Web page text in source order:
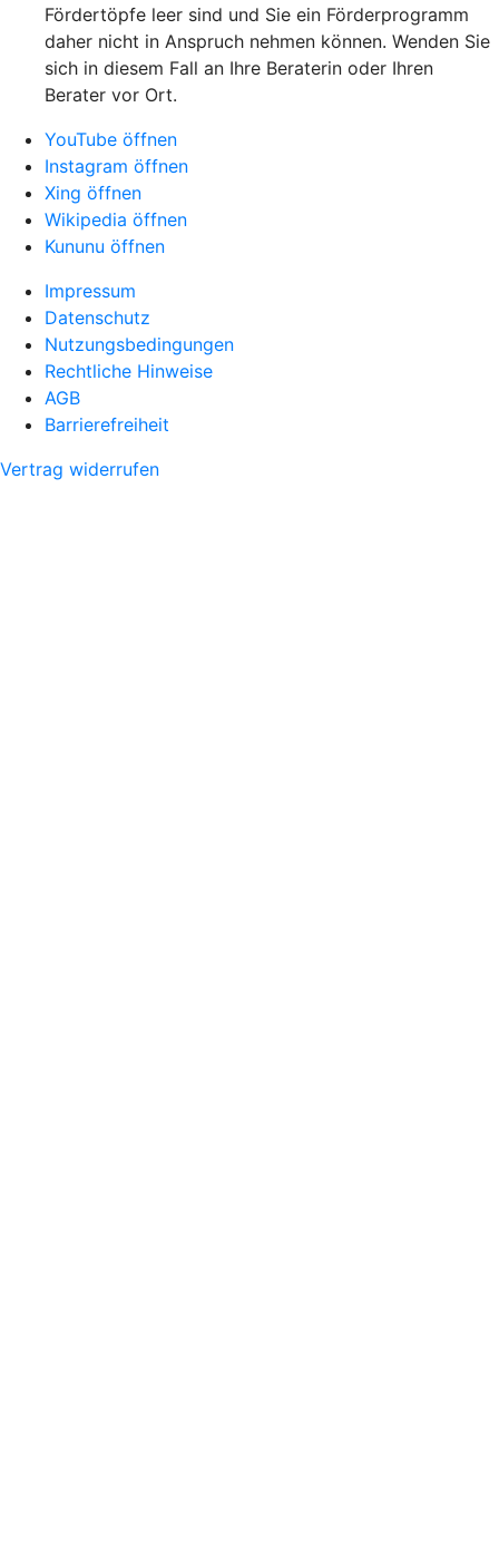
Fördertöpfe leer sind und Sie ein Förderprogramm
daher nicht in Anspruch nehmen können. Wenden Sie
sich in diesem Fall an Ihre Beraterin oder Ihren
Berater vor Ort.
YouTube öffnen
Instagram öffnen
Xing öffnen
Wikipedia öffnen
Kununu öffnen
Impressum
Datenschutz
Nutzungsbedingungen
Rechtliche Hinweise
AGB
Barrierefreiheit
Vertrag widerrufen